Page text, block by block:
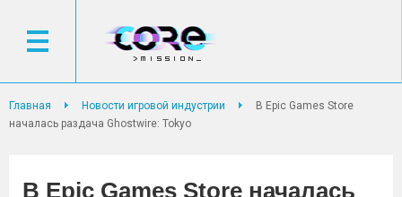
Главная Новости игровой индустрии
В Epic Games Store
началась раздача Ghostwire: Tokyo
В Epic Games Store началась